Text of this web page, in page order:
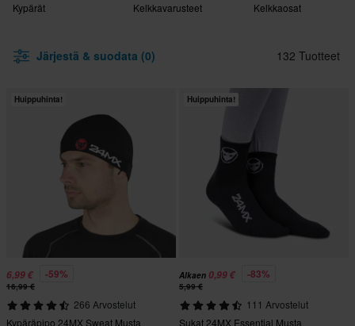
Kypärät Kelkkavarusteet Kelkkaosat
Järjestä & suodata (0) 132 Tuotteet
Huippuhinta!
6,99 € -59%
16,99 €
266 Arvostelut
Kypäräpipo 24MX Sweat Musta
Huippuhinta!
Alkaen 0,99 € -83%
5,99 €
111 Arvostelut
Sukat 24MX Essential Musta